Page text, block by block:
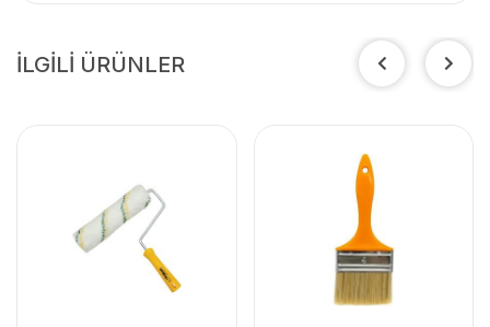
İLGİLİ ÜRÜNLER